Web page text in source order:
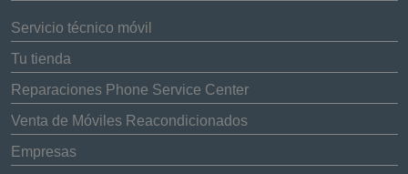
Servicio técnico móvil
Tu tienda
Reparaciones Phone Service Center
Venta de Móviles Reacondicionados
Empresas